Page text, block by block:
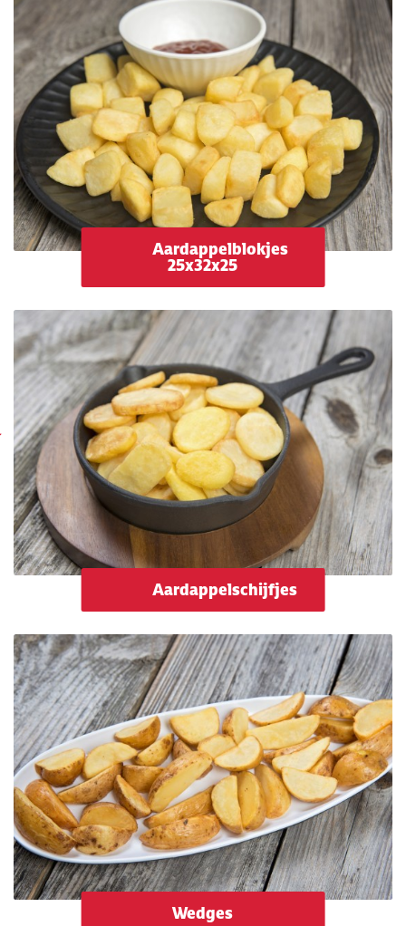
Aardappelblokjes
25x32x25
Aardappelschijfjes
Wedges